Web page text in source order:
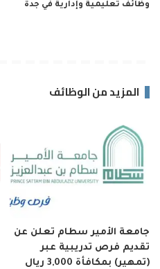
وظائف تعليمية وإدارية في جدة
المزيد من الوظائف
جامعة الأمير سطام تعلن عن
تقديم فرص تدريبية عبر
(تمهير) بمكافأة 3,000 ريال